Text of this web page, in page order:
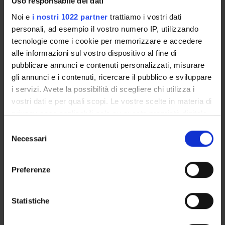
Noi e i nostri 1022 partner trattiamo i vostri dati
personali, ad esempio il vostro numero IP, utilizzando
tecnologie come i cookie per memorizzare e accedere
alle informazioni sul vostro dispositivo al fine di
pubblicare annunci e contenuti personalizzati, misurare
gli annunci e i contenuti, ricercare il pubblico e sviluppare
i servizi. Avete la possibilità di scegliere chi utilizza i
vostri dati e per quali scopi. Le vostre scelte in materia di
privacy sono applicabili solo su questa proprietà digitale
modificare o revocare il proprio consenso in qualsiasi
momento dalla Dichiarazione sui cookie o facendo clic
raccogliere informazioni sulla tua posizione
geografica, con un'approssimazione di qualche
delNecessari
Preferenze
Statistiche
ORGANIZZAZIONE
GOVERNANCE
COMMISSIONI
UFFICI E STRUTTURE DI SERVIZIO
SERVIZI DI SEGRETERIA STUDENTI
CENTRI
LABORATORI